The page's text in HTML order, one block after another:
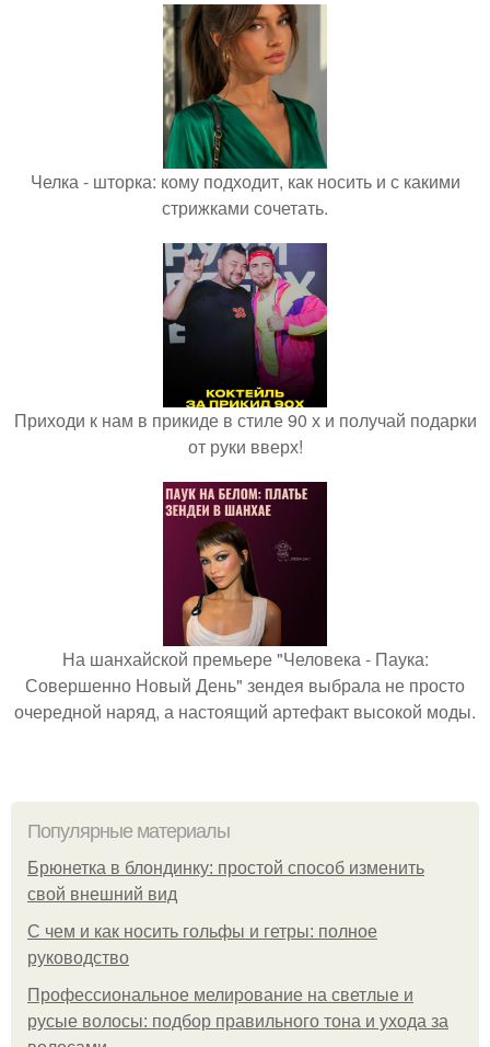
Челка - шторка: кому подходит, как носить и с какими
стрижками сочетать.
Приходи к нам в прикиде в стиле 90 х и получай подарки
от руки вверх!
На шанхайской премьере "Человека - Паука:
Совершенно Новый День" зендея выбрала не просто
очередной наряд, а настоящий артефакт высокой моды.
Популярные материалы
Брюнетка в блондинку: простой способ изменить
свой внешний вид
С чем и как носить гольфы и гетры: полное
руководство
Профессиональное мелирование на светлые и
русые волосы: подбор правильного тона и ухода за